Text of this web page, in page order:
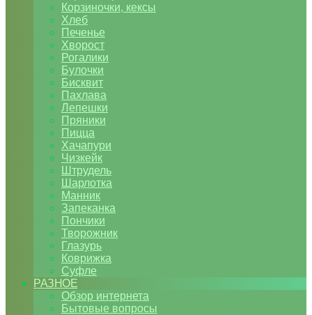
Корзиночки, кексы
Хлеб
Печенье
Хворост
Рогалики
Булочки
Бисквит
Пахлава
Лепешки
Пряники
Пицца
Хачапури
Чизкейк
Штрудель
Шарлотка
Манник
Запеканка
Пончики
Творожник
Глазурь
Коврижка
Суфле
РАЗНОЕ
Обзор интернета
Бытовые вопросы